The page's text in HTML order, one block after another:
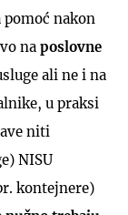
pomoć nakon
na poslovne
ali ne i na
u praksi
niti
NISU
kontejnere)